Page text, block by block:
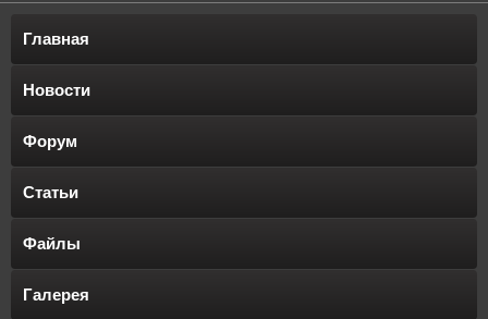
Главная
Новости
Форум
Статьи
Файлы
Галерея